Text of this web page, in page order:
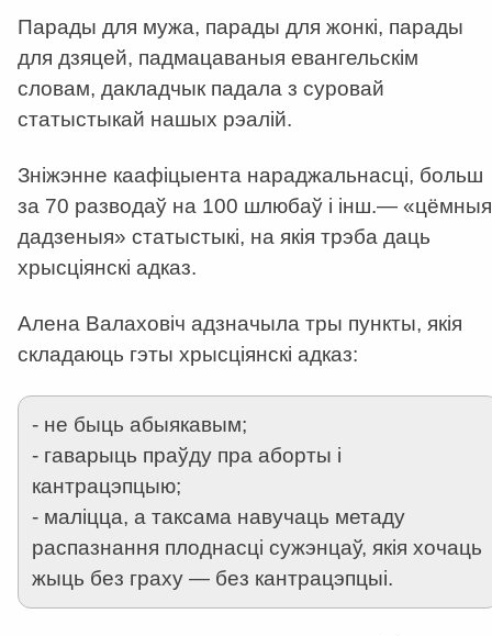
Парады для мужа, парады для жонкі, парады
для дзяцей, падмацаваныя евангельскім
словам, дакладчык падала з суровай
статыстыкай нашых рэалій.
Зніжэнне каафіцыента нараджальнасці, больш
за 70 разводаў на 100 шлюбаў і інш.— «цёмныя
дадзеныя» статыстыкі, на якія трэба даць
хрысціянскі адказ.
Алена Валаховіч адзначыла тры пункты, якія
складаюць гэты хрысціянскі адказ:
- не быць абыякавым;
- гаварыць праўду пра аборты і
кантрацэпцыю;
- маліцца, а таксама навучаць метаду
распазнання плоднасці сужэнцаў, якія хочаць
жыць без граху — без кантрацэпцыі.